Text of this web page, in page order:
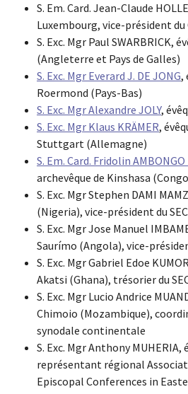
S. Em. Card. Jean-Claude
Luxembourg, vice-président du
S. Exc. Mgr Paul SWARBRICK,
(Angleterre et Pays de Galles)
S. Exc. Mgr Everard J. DE JONG,
Roermond (Pays-Bas)
S. Exc. Mgr Alexandre JOLY,
S. Exc. Mgr Klaus KRÄMER,
Stuttgart (Allemagne)
S. Em. Card. Fridolin AMBONGO
archevêque de Kinshasa
S. Exc. Mgr Stephen DAMI
(Nigeria), vice-président du
S. Exc. Mgr Jose Manuel
Saurímo (Angola), vice-
S. Exc. Mgr Gabriel Edoe
Akatsi (Ghana), trésorier du
S. Exc. Mgr Lucio Andrice
Chimoio (Mozambique),
synodale continentale
S. Exc. Mgr Anthony MUHERIA,
représentant régional
Episcopal Conferences in